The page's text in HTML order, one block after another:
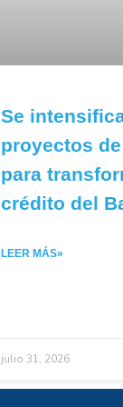
Se
proyectos
para
crédito del
LEER MÁS»
julio 31, 2026